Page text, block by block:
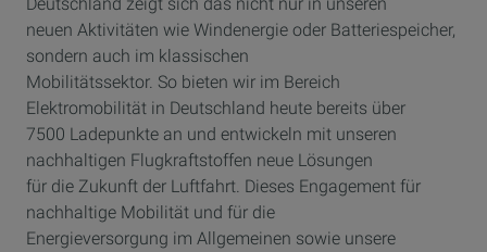
neuen Aktivitäten wie Windenergie oder Batteriespeicher,
sondern auch im klassischen
Mobilitätssektor. So bieten wir im Bereich
Elektromobilität in Deutschland heute bereits über
7500 Ladepunkte an und entwickeln mit unseren
nachhaltigen Flugkraftstoffen neue Lösungen
für die Zukunft der Luftfahrt. Dieses Engagement für
nachhaltige Mobilität und für die
Energieversorgung im Allgemeinen sowie unsere